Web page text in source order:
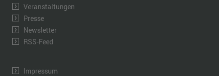
Veranstaltungen
Presse
Newsletter
RSS-Feed
Impressum